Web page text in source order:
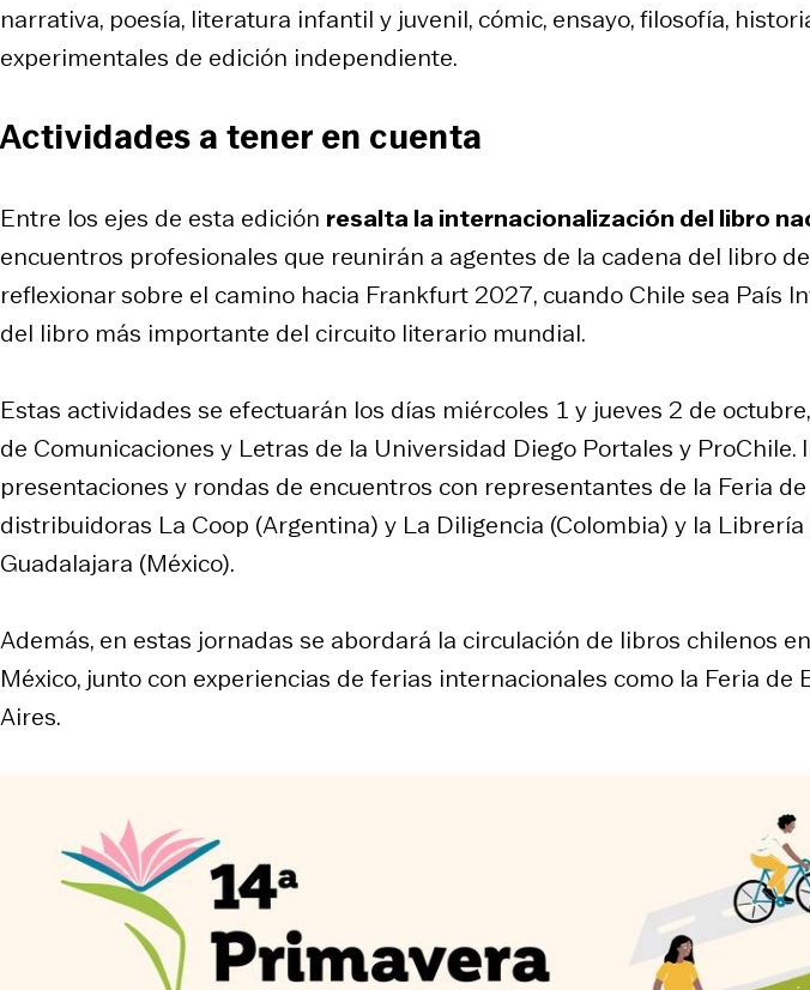
narrativa, poesía, literatura infantil y juvenil, cómic, ensayo, filosofía,
experimentales de edición independiente.
Actividades a tener en cuenta
Entre los ejes de esta edición resalta la internacionalización del libro
encuentros profesionales que reunirán a agentes de la cadena del libro
reflexionar sobre el camino hacia Frankfurt 2027, cuando Chile sea País
del libro más importante del circuito literario mundial.
Estas actividades se efectuarán los días miércoles 1 y jueves 2 de
de Comunicaciones y Letras de la Universidad Diego Portales y ProChile.
presentaciones y rondas de encuentros con representantes de la Feria
distribuidoras La Coop (Argentina) y La Diligencia (Colombia) y la Librería
Guadalajara (México).
Además, en estas jornadas se abordará la circulación de libros chilenos
México, junto con experiencias de ferias internacionales como la Feria de
Aires.